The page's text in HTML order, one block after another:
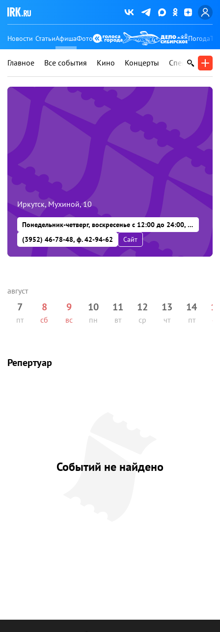
Новости СтатьиАфишаФото Погода
Главное Все события Кино Концерты Спектакли
Иркутск, Мухиной, 10
Понедельник-четверг, воскресенье с 12:00 до 24:00, пятница-суббота с 12:00 до 3:00
(3952) 46-78-48, ф. 42-94-62
Сайт
7
пт
8
сб
9
вс
10
пн
11
вт
12
ср
13
чт
14
пт сб
Репертуар
Событий не найдено